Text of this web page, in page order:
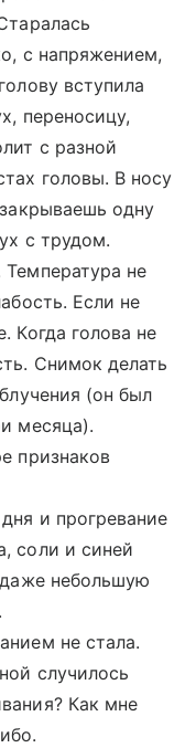
с напряжением,
вступила
переносицу,
с разной
головы. В носу
одну
с трудом.
не
Если не
Когда голова не
Снимок делать
(он был
месяца).
признаков
и прогревание
соли и синей
небольшую
не стала.
случилось
Как мне